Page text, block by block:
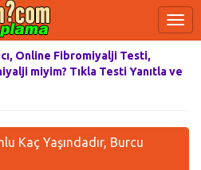
Online Fibromiyalji Testi,
miyim? Tıkla Testi Yanıtla ve
Kaç Yaşındadır, Burcu